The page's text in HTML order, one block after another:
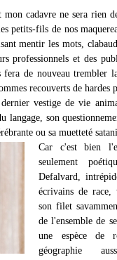
cadavre ne sera rien
petits-fils de nos
mentir les mots,
professionnels et des
de nouveau trembler
recouverts de
vestige de vie
langage, son
ou sa muetteté
Car c'est bien
seulement
Defalvard,
écrivains de race,
son filet
de l'ensemble de
une espèce de
géographie